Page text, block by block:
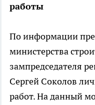
работы
По информации
министерства
зампредседателя
Сергей Соколов
работ. На данный